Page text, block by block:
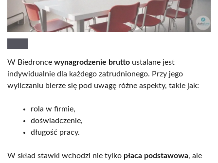
W Biedronce wynagrodzenie brutto ustalane jest
indywidualnie dla każdego zatrudnionego. Przy jego
wyliczaniu bierze się pod uwagę różne aspekty, takie jak:
rola w firmie,
doświadczenie,
długość pracy.
W skład stawki wchodzi nie tylko płaca podstawowa, ale